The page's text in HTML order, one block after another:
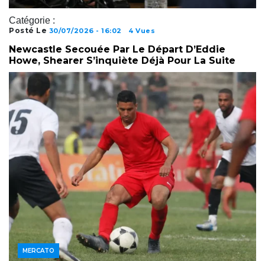
Catégorie :
Posté Le 30/07/2026 - 16:02 4 Vues
Newcastle Secouée Par Le Départ D’Eddie
Howe, Shearer S’inquiète Déjà Pour La Suite
JOUEURS
MERCATO